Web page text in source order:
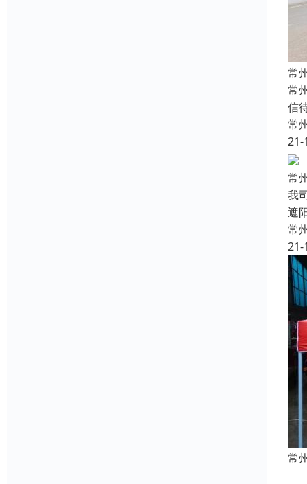
常
常
信
常
21-
常
我
遮
常
21-
常